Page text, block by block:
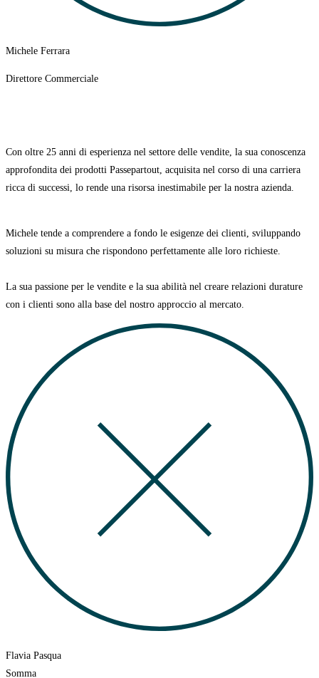
Michele Ferrara
Direttore Commerciale
Con oltre 25 anni di esperienza nel settore delle vendite, la sua conoscenza
approfondita dei prodotti Passepartout, acquisita nel corso di una carriera
ricca di successi, lo rende una risorsa inestimabile per la nostra azienda.
Michele tende a comprendere a fondo le esigenze dei clienti, sviluppando
soluzioni su misura che rispondono perfettamente alle loro richieste.
La sua passione per le vendite e la sua abilità nel creare relazioni durature
con i clienti sono alla base del nostro approccio al mercato.
Flavia Pasqua
Somma